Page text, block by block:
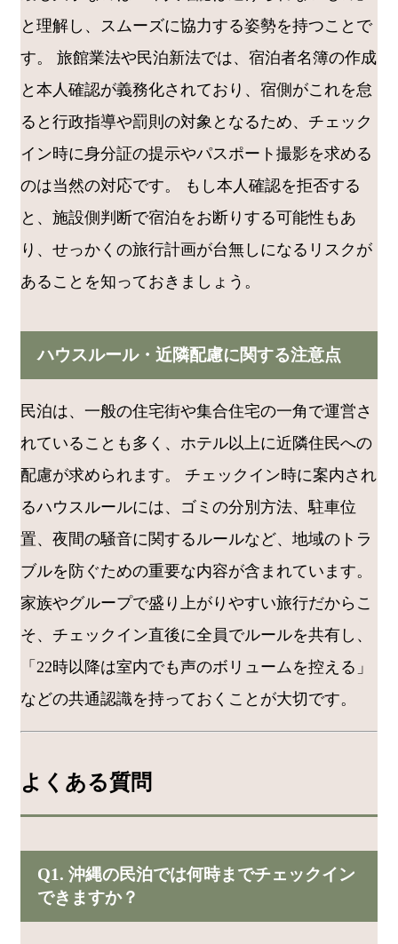
と理解し、スムーズに協力する姿勢を持つことで
す。 旅館業法や民泊新法では、宿泊者名簿の作成
と本人確認が義務化されており、宿側がこれを怠
ると行政指導や罰則の対象となるため、チェック
イン時に身分証の提示やパスポート撮影を求める
のは当然の対応です。 もし本人確認を拒否する
と、施設側判断で宿泊をお断りする可能性もあ
り、せっかくの旅行計画が台無しになるリスクが
あることを知っておきましょう。
ハウスルール・近隣配慮に関する注意点
民泊は、一般の住宅街や集合住宅の一角で運営さ
れていることも多く、ホテル以上に近隣住民への
配慮が求められます。 チェックイン時に案内され
るハウスルールには、ゴミの分別方法、駐車位
置、夜間の騒音に関するルールなど、地域のトラ
ブルを防ぐための重要な内容が含まれています。
家族やグループで盛り上がりやすい旅行だからこ
そ、チェックイン直後に全員でルールを共有し、
「22時以降は室内でも声のボリュームを控える」
などの共通認識を持っておくことが大切です。
よくある質問
Q1. 沖縄の民泊では何時までチェックイン
できますか？